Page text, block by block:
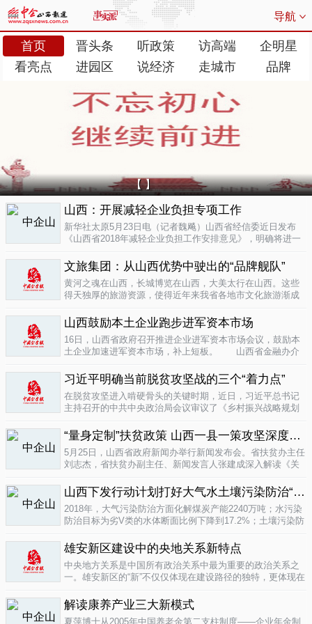
导航
首页 晋头条 听政策 访高端
企明星
看亮点
进园区 说经济 走城市 品牌
【 】
山西：开展减轻企业负担专项工作
新华社太原5月23日电（记者魏飚）山西省经信委近日发布
《山西省2018年减轻企业负担工作安排意见》，明确将进一
大对涉企乱收...
文旅集团：从山西优势中驶出的“品牌舰队”
黄河之魂在山西，长城博览在山西，大美太行在山西。这些
得天独厚的旅游资源，使得近年来我省各地市文化旅游渐成
业培育成...
山西鼓励本土企业跑步进军资本市场
16日，山西省政府召开推进企业进军资本市场会议，鼓励本
土企业加速进军资本市场，补上短板。 山西省金融办介
习近平明确当前脱贫攻坚战的三个“着力点”
在脱贫攻坚进入啃硬骨头的关键时期，近日，习近平总书记
主持召开的中共中央政治局会议审议了《乡村振兴战略规划
见》。...
“量身定制”扶贫政策 山西一县一策攻坚深度贫困
5月25日，山西省政府新闻办举行新闻发布会。省扶贫办主任
刘志杰，省扶贫办副主任、新闻发言人张建成深入解读《关
问。据了解...
04-12
山西下发行动计划打好大气水土壤污染防治“三战役”
2018年，大气污染防治方面化解煤炭产能2240万吨；水污染
防治目标为劣V类的水体断面比例下降到17.2%；土壤污染防
记者从山...
雄安新区建设中的央地关系新特点
中央地方关系是中国所有政治关系中最为重要的政治关系之
一。雄安新区的“新”不仅仅体现在建设路径的独特，更体现在
解读康养产业三大新模式
夏萍博士从2005年中国养老金第二支柱制度——企业年金制